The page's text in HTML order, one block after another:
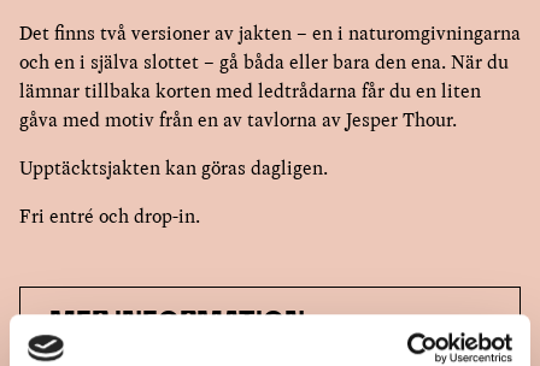
Det finns två versioner av jakten – en i naturomgivningarna
och en i själva slottet – gå båda eller bara den ena. När du
lämnar tillbaka korten med ledtrådarna får du en liten
gåva med motiv från en av tavlorna av Jesper Thour.
Upptäcktsjakten kan göras dagligen.
Fri entré och drop-in.
MER INFORMATION